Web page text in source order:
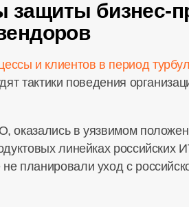
защиты бизнес-
и клиентов в период
тактики поведения
оказались в уязвимом
линейках российских
планировали уход с